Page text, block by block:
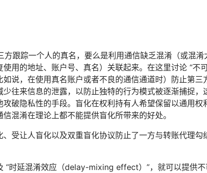
跟踪一个人的真名，要么是利用通信缺乏混淆（或混淆
用的地址、账户号、真名）关联起来。在这里讨论 “不
说，在使用真名账户或者不良的通信通道时）防止第三
往来信息的泄露，以防止独特的行为模式被逐渐捕捉，
破隐私性的手段。盲化在权利持有人希望保留以通用权
混淆在理论上都不能提供盲化所带来的好处。
受让人盲化以及双重盲化协议防止了一方与转账代理勾
“时延混淆效应（delay-mixing effect）”，就可以提供